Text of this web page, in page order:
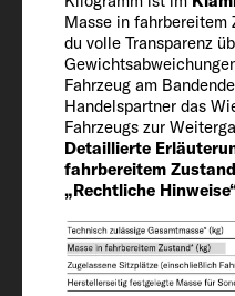
Masse in fahrbereitem
du volle Transparenz
Fahrzeug am
Handelspartner das
Fahrzeugs zur
Detaillierte
fahrbereitem
„Rechtliche
Wishlist
Länge / Breite /